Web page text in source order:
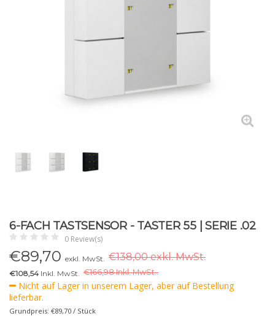
6-FACH TASTSENSOR - TASTER 55 | SERIE .02
0 Review(s)
€89,70 exkl. MwSt. €138,00 exkl. MwSt.
€108,54 Inkl. MwSt. €166,98 Inkl. MwSt..
Nicht auf Lager in unserem Lager, aber auf Bestellung
lieferbar.
Grundpreis: €89,70 / Stück